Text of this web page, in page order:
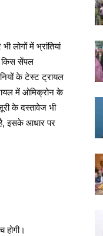
लोगों में भ्रांतियां
सेंपल
के टेस्ट ट्रायल
में ओमिक्रोन के
के दस्तावेज भी
है, इसके आधार पर